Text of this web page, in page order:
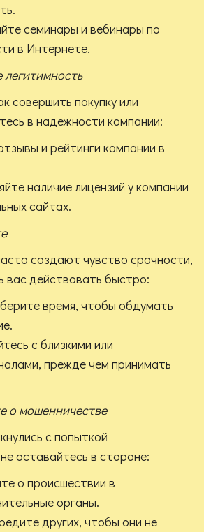
семинары и вебинары по
в Интернете.
легитимность
совершить покупку или
в надежности компании:
и рейтинги компании в
наличие лицензий у компании
сайтах.
создают чувство срочности,
вас действовать быстро:
время, чтобы обдумать
с близкими или
прежде чем принимать
о мошенничестве
с попыткой
оставайтесь в стороне:
о происшествии в
органы.
других, чтобы они не